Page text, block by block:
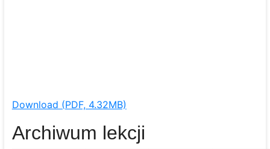
Download (PDF, 4.32MB)
Archiwum lekcji